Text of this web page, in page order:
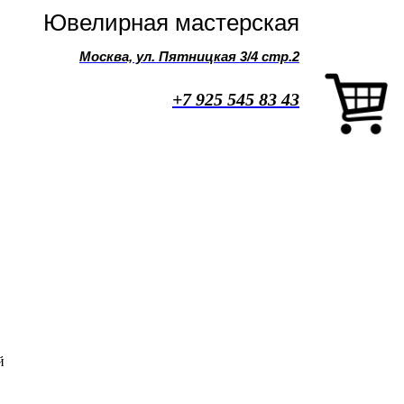
Ювелирная мастерская
Москва, ул. Пятницкая 3/4 стр.2
+7 925 545 83 43